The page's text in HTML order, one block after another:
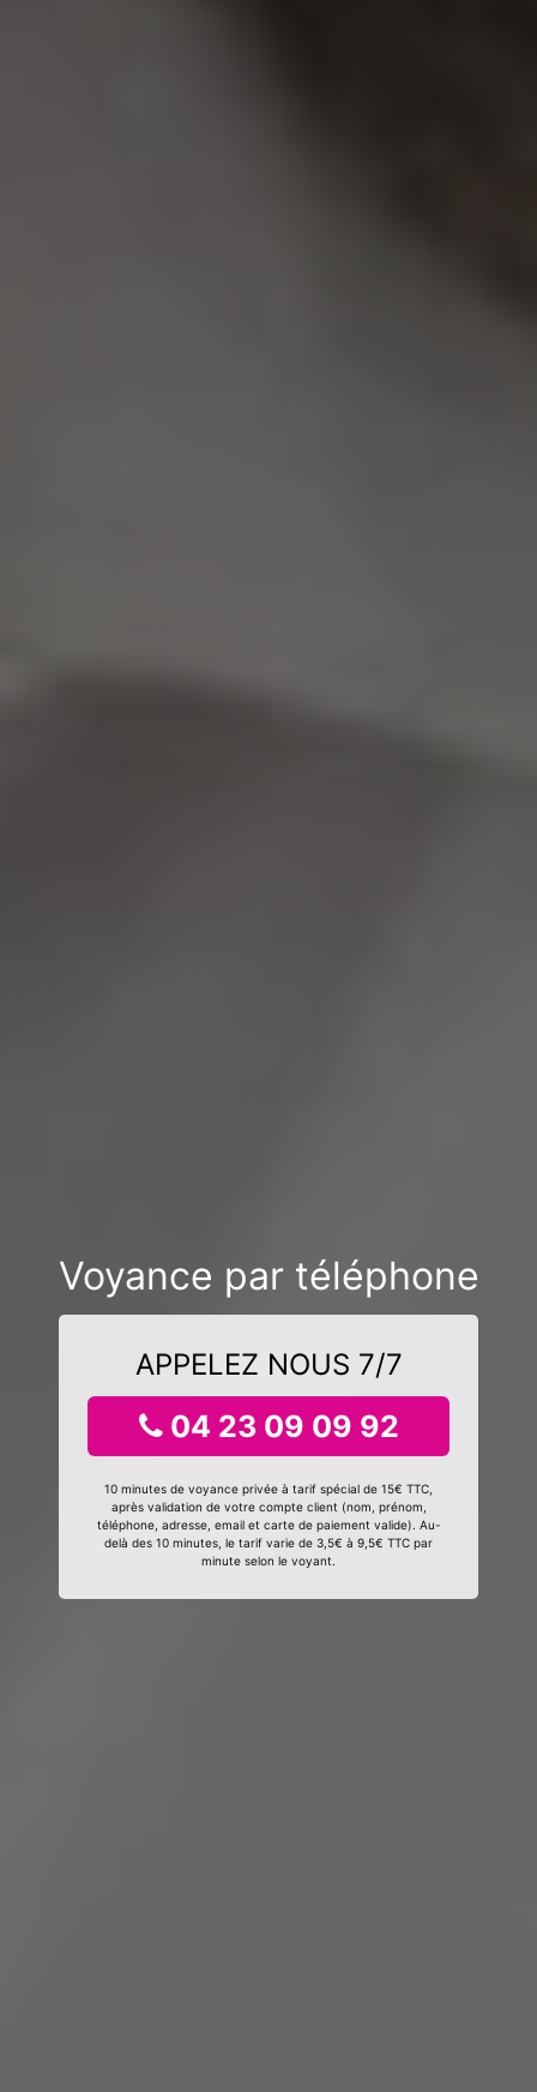
Voyance par téléphone
APPELEZ NOUS 7/7
04 23 09 09 92
10 minutes de voyance privée à tarif spécial de 15€ TTC,
après validation de votre compte client (nom, prénom,
téléphone, adresse, email et carte de paiement valide). Au-
delà des 10 minutes, le tarif varie de 3,5€ à 9,5€ TTC par
minute selon le voyant.